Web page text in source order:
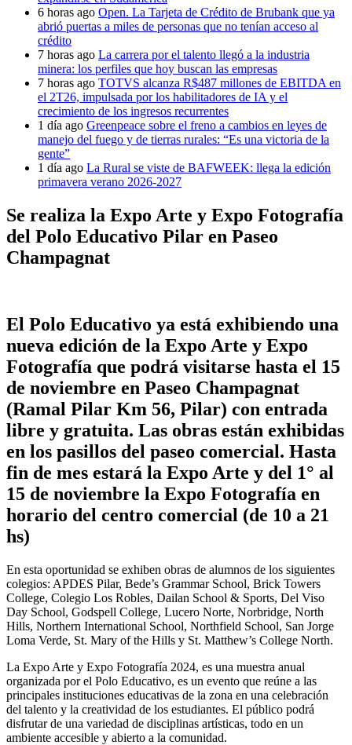
6 horas ago Open. La Tarjeta de Crédito de Brubank que ya
abrió puertas a miles de personas que no tenían acceso al
crédito
7 horas ago La carrera por el talento llegó a la industria
minera: los perfiles que hoy buscan las empresas
7 horas ago TOTVS alcanza R$487 millones de EBITDA en
el 2T26, impulsada por los habilitadores de IA y el
crecimiento de los ingresos recurrentes
1 día ago Greenpeace sobre el freno a cambios en leyes de
manejo del fuego y de tierras rurales: “Es una victoria de la
gente”
1 día ago La Rural se viste de BAFWEEK: llega la edición
primavera verano 2026-2027
Se realiza la Expo Arte y Expo Fotografía
del Polo Educativo Pilar en Paseo
Champagnat
El Polo Educativo ya está exhibiendo una
nueva edición de la Expo Arte y Expo
Fotografía que podrá visitarse hasta el 15
de noviembre en Paseo Champagnat
(Ramal Pilar Km 56, Pilar) con entrada
libre y gratuita. Las obras están exhibidas
en los pasillos del paseo comercial. Hasta
fin de mes estará la Expo Arte y del 1° al
15 de noviembre la Expo Fotografía en
horario del centro comercial (de 10 a 21
hs)
En esta oportunidad se exhiben obras de alumnos de los siguientes
colegios: APDES Pilar, Bede’s Grammar School, Brick Towers
College, Colegio Los Robles, Dailan School & Sports, Del Viso
Day School, Godspell College, Lucero Norte, Norbridge, North
Hills, Northern International School, Northfield School, San Jorge
Loma Verde, St. Mary of the Hills y St. Matthew’s College North.
La Expo Arte y Expo Fotografía 2024, es una muestra anual
organizada por el Polo Educativo, es un evento que reúne a las
principales instituciones educativas de la zona en una celebración
del talento y la creatividad de los estudiantes. El público podrá
disfrutar de una variedad de disciplinas artísticas, todo en un
ambiente accesible y abierto a la comunidad.